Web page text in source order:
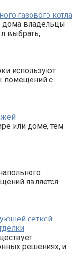
газового котла
дома владельцы
выбрать,
используют
помещений с
или доме, тем
является
сеткой:
решениях, и